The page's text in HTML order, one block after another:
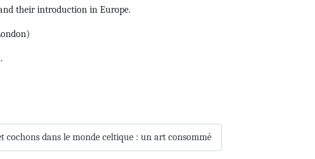
their introduction in Europe.
cochons dans le monde celtique : un art consommé